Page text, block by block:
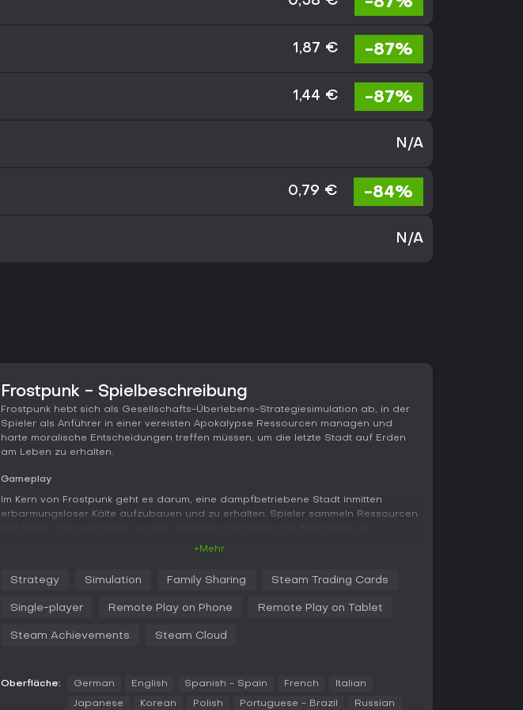
1,87 € -87%
1,44 € -87%
N/A
0,79 € -84%
N/A
Frostpunk - Spielbeschreibung
Frostpunk hebt sich als Gesellschafts-Überlebens-Strategiesimulation ab, in der
Spieler als Anführer in einer vereisten Apokalypse Ressourcen managen und
harte moralische Entscheidungen treffen müssen, um die letzte Stadt auf Erden
am Leben zu erhalten.
Gameplay
Im Kern von Frostpunk geht es darum, eine dampfbetriebene Stadt inmitten
erbarmungsloser Kälte aufzubauen und zu erhalten. Spieler sammeln Ressourcen
Kinderarbeitsrichtlinien. Häufig tauchen moralische Dilemmata auf, die
Bevölkerung beeinflussen.
Erkundungen verleihen Tiefe: Expeditionen dringen ins Frostland vor, um Vorräte
ausgedehnte Aufklärung. Jede Wahl hat Konsequenzen - schlechtes Management
kann zu Aufständen oder Zusammenbruch führen und verknüpft so Strategie mit
+Mehr
Strategy Simulation Family Sharing Steam Trading Cards
Single-player Remote Play on Phone Remote Play on Tablet
Steam Achievements Steam Cloud
Oberfläche: German English Spanish - Spain French Italian
Japanese Korean Polish Portuguese - Brazil Russian